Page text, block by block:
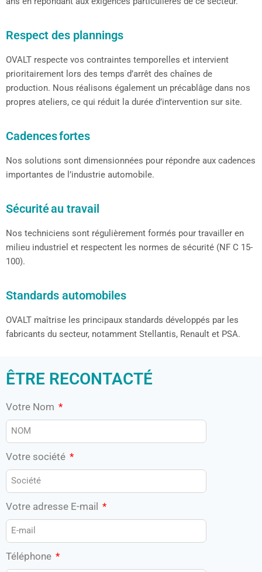
Respect des plannings
OVALT respecte vos contraintes temporelles et intervient
prioritairement lors des temps d’arrêt des chaînes de
production. Nous réalisons également un précablâge dans nos
propres ateliers, ce qui réduit la durée d’intervention sur site.
Cadences fortes
Nos solutions sont dimensionnées pour répondre aux cadences
importantes de l’industrie automobile.
Sécurité au travail
Nos techniciens sont régulièrement formés pour travailler en
milieu industriel et respectent les normes de sécurité (NF C 15-
100).
Standards automobiles
OVALT maîtrise les principaux standards développés par les
fabricants du secteur, notamment Stellantis, Renault et PSA.
ÊTRE RECONTACTÉ
Votre Nom
Votre société
Votre adresse E-mail
Téléphone